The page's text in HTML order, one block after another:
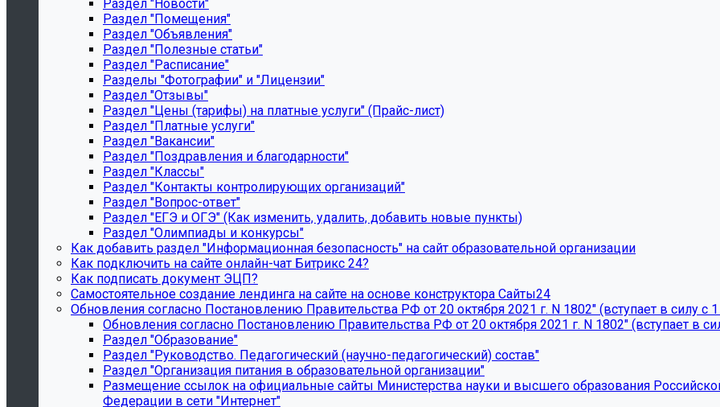
Раздел "Новости"
Раздел "Помещения"
Раздел "Объявления"
Раздел "Полезные статьи"
Раздел "Расписание"
Разделы "Фотографии" и "Лицензии"
Раздел "Отзывы"
Раздел "Цены (тарифы) на платные услуги" (Прайс-лист)
Раздел "Платные услуги"
Раздел "Вакансии"
Раздел "Поздравления и благодарности"
Раздел "Классы"
Раздел "Контакты контролирующих организаций"
Раздел "Вопрос-ответ"
Раздел "ЕГЭ и ОГЭ" (Как изменить, удалить, добавить новые пункты)
Раздел "Олимпиады и конкурсы"
Как добавить раздел "Информационная безопасность" на сайт образовательной организации
Как подключить на сайте онлайн-чат Битрикс 24?
Как подписать документ ЭЦП?
Самостоятельное создание лендинга на сайте на основе конструктора Сайты24
Обновления согласно Постановлению Правительства РФ от 20 октября 2021 г. N 1802" (вступает в силу с
Обновления согласно Постановлению Правительства РФ от 20 октября 2021 г. N 1802" (вступает в
Раздел "Образование"
Раздел "Руководство. Педагогический (научно-педагогический) состав"
Раздел "Организация питания в образовательной организации"
Размещение ссылок на официальные сайты Министерства науки и высшего образования
Федерации в сети "Интернет"